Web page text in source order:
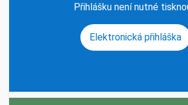
Přihlášku není nutné
Elektronická přihláška